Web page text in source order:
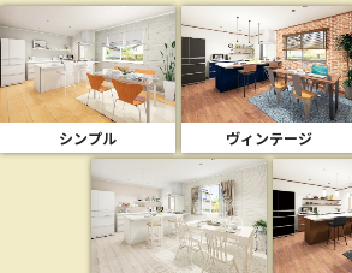
シンプル ヴィンテージ